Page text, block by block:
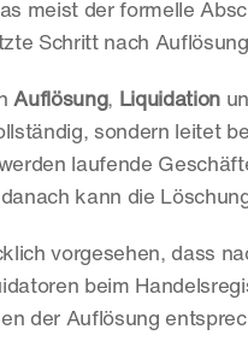
meist der formelle
Schritt nach
Auflösung, Liquidation
sondern leitet
laufende
kann die
vorgesehen, dass
beim
der Auflösung